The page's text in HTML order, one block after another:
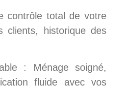
contrôle total de votre
clients, historique des
: Ménage soigné,
fluide avec vos